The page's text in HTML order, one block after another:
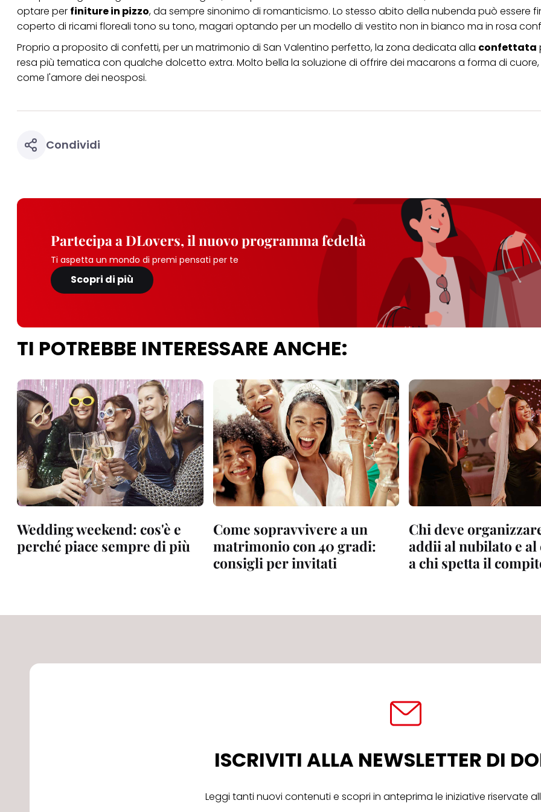
optare per finiture in pizzo, da sempre sinonimo di romanticismo. Lo stesso abito della nubenda può essere
coperto di ricami floreali tono su tono, magari optando per un modello di vestito non in bianco ma in rosa
Proprio a proposito di confetti, per un matrimonio di San Valentino perfetto, la zona dedicata alla confettata
resa più tematica con qualche dolcetto extra. Molto bella la soluzione di offrire dei macarons a forma di
come l'amore dei neosposi.
Condividi
Partecipa a DLovers, il nuovo programma fedeltà
Ti aspetta un mondo di premi pensati per te
Scopri di più
TI POTREBBE INTERESSARE ANCHE:
Wedding weekend: cos'è e
perché piace sempre di più
Come sopravvivere a un
matrimonio con 40 gradi:
consigli per invitati
Chi deve
addii al nubilato e
a chi spetta il
ISCRIVITI ALLA NEWSLETTER DI
Leggi tanti nuovi contenuti e scopri in anteprima le iniziative riservate